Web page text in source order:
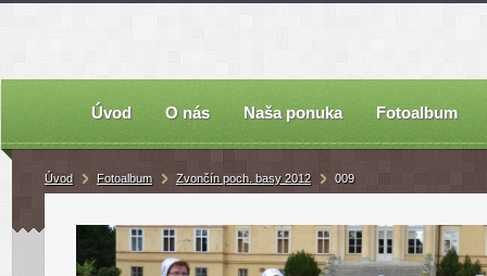
Úvod O nás Naša ponuka Fotoalbum
Úvod Fotoalbum Zvončín poch. basy 2012 009